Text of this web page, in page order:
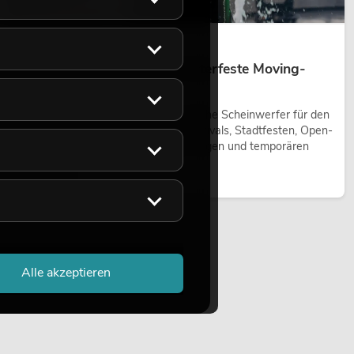
Outdoor Moving-Heads: Wetterfeste Moving-
Outdoor Moving-Heads sind bewegliche Scheinwerfer für den
Einsatz im Freien. Sie werden bei Festivals, Stadtfesten, Open-
Air-Konzerten, Architekturinszenierungen und temporären
Jetzt lesen
Alle akzeptieren